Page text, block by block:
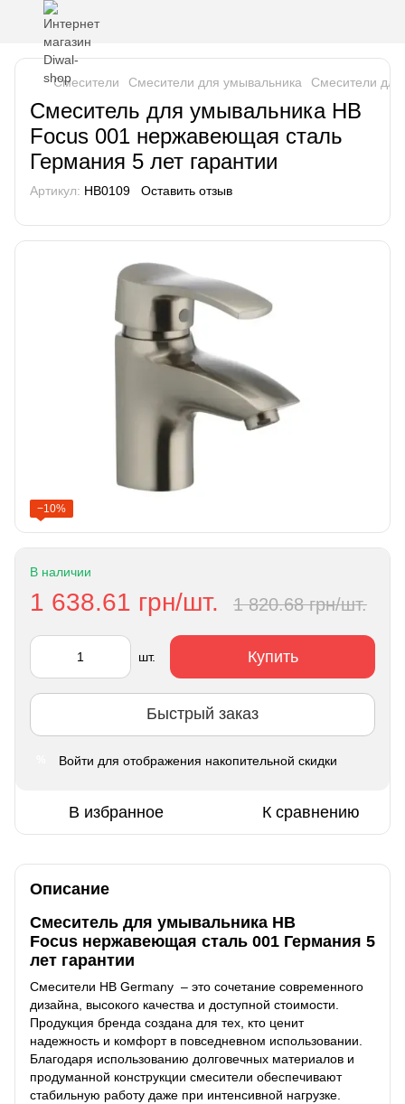
Смесители Смесители для умывальника Смесители
Смеситель для умывальника HB
Focus 001 нержавеющая сталь
Германия 5 лет гарантии
Артикул: HB0109 Оставить отзыв
−10%
В наличии
1 638.61 грн/шт. 1 820.68 грн/шт.
шт. Купить
Быстрый заказ
Войти для отображения накопительной скидки
В избранное К сравнению
Описание
Смеситель для умывальника HB
Focus нержавеющая сталь 001 Германия 5
лет гарантии
Смесители HB Germany – это сочетание современного
дизайна, высокого качества и доступной стоимости.
Продукция бренда создана для тех, кто ценит
надежность и комфорт в повседневном использовании.
Благодаря использованию долговечных материалов и
продуманной конструкции смесители обеспечивают
стабильную работу даже при интенсивной нагрузке.